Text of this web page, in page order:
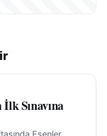
Sınavına